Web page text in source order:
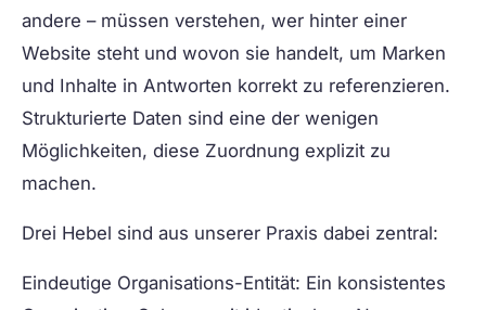
andere – müssen verstehen, wer hinter einer
Website steht und wovon sie handelt, um Marken
und Inhalte in Antworten korrekt zu referenzieren.
Strukturierte Daten sind eine der wenigen
Möglichkeiten, diese Zuordnung explizit zu
machen.
Drei Hebel sind aus unserer Praxis dabei zentral:
Eindeutige Organisations-Entität: Ein konsistentes